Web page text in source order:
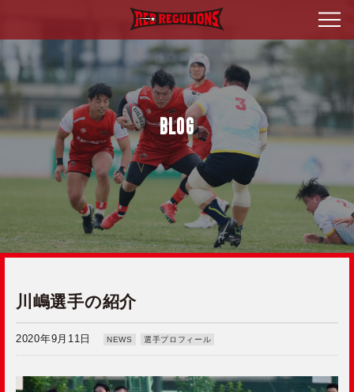
BLOG
川嶋選手の紹介
2020年9月11日 NEWS 選手プロフィール